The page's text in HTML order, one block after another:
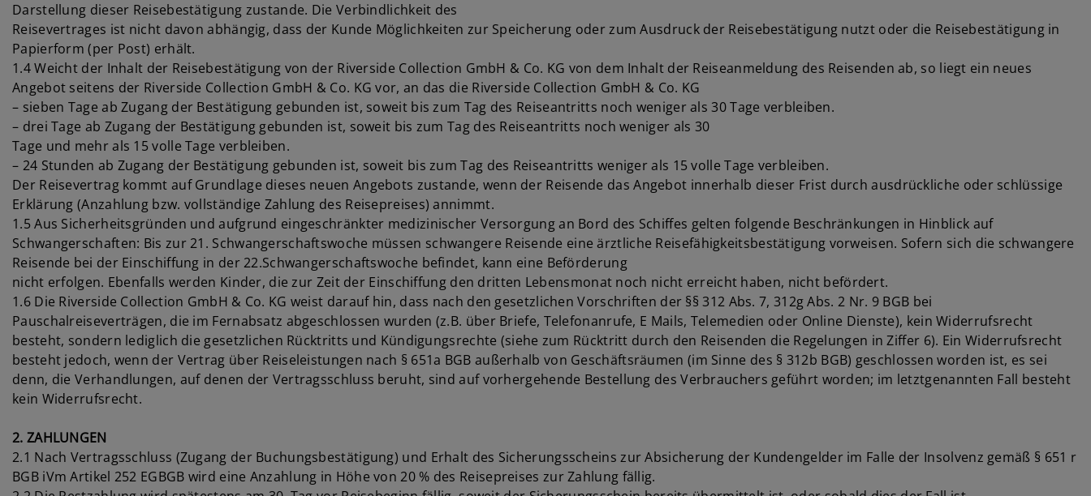
Darstellung dieser Reisebestätigung zustande. Die Verbindlichkeit des
Reisevertrages ist nicht davon abhängig, dass der Kunde Möglichkeiten zur Speicherung oder zum Ausdruck der Reisebestätigung nutzt oder die Reisebestätigung in
Papierform (per Post) erhält.
1.4 Weicht der Inhalt der Reisebestätigung von der Riverside Collection GmbH & Co. KG von dem Inhalt der Reiseanmeldung des Reisenden ab, so liegt ein neues
Angebot seitens der Riverside Collection GmbH & Co. KG vor, an das die Riverside Collection GmbH & Co. KG
– sieben Tage ab Zugang der Bestätigung gebunden ist, soweit bis zum Tag des Reiseantritts noch weniger als 30 Tage verbleiben.
– drei Tage ab Zugang der Bestätigung gebunden ist, soweit bis zum Tag des Reiseantritts noch weniger als 30
Tage und mehr als 15 volle Tage verbleiben.
– 24 Stunden ab Zugang der Bestätigung gebunden ist, soweit bis zum Tag des Reiseantritts weniger als 15 volle Tage verbleiben.
Der Reisevertrag kommt auf Grundlage dieses neuen Angebots zustande, wenn der Reisende das Angebot innerhalb dieser Frist durch ausdrückliche oder schlüssige
Erklärung (Anzahlung bzw. vollständige Zahlung des Reisepreises) annimmt.
1.5 Aus Sicherheitsgründen und aufgrund eingeschränkter medizinischer Versorgung an Bord des Schiffes gelten folgende Beschränkungen in Hinblick auf
Schwangerschaften: Bis zur 21. Schwangerschaftswoche müssen schwangere Reisende eine ärztliche Reisefähigkeitsbestätigung vorweisen. Sofern sich die schwangere
Reisende bei der Einschiffung in der 22.Schwangerschaftswoche befindet, kann eine Beförderung
nicht erfolgen. Ebenfalls werden Kinder, die zur Zeit der Einschiffung den dritten Lebensmonat noch nicht erreicht haben, nicht befördert.
1.6 Die Riverside Collection GmbH & Co. KG weist darauf hin, dass nach den gesetzlichen Vorschriften der §§ 312 Abs. 7, 312g Abs. 2 Nr. 9 BGB bei
Pauschalreiseverträgen, die im Fernabsatz abgeschlossen wurden (z.B. über Briefe, Telefonanrufe, E Mails, Telemedien oder Online Dienste), kein Widerrufsrecht
besteht, sondern lediglich die gesetzlichen Rücktritts und Kündigungsrechte (siehe zum Rücktritt durch den Reisenden die Regelungen in Ziffer 6). Ein Widerrufsrecht
besteht jedoch, wenn der Vertrag über Reiseleistungen nach § 651a BGB außerhalb von Geschäftsräumen (im Sinne des § 312b BGB) geschlossen worden ist, es sei
denn, die Verhandlungen, auf denen der Vertragsschluss beruht, sind auf vorhergehende Bestellung des Verbrauchers geführt worden; im letztgenannten Fall besteht
kein Widerrufsrecht.
2. ZAHLUNGEN
2.1 Nach Vertragsschluss (Zugang der Buchungsbestätigung) und Erhalt des Sicherungsscheins zur Absicherung der Kundengelder im Falle der Insolvenz gemäß § 651 r
BGB iVm Artikel 252 EGBGB wird eine Anzahlung in Höhe von 20 % des Reisepreises zur Zahlung fällig.